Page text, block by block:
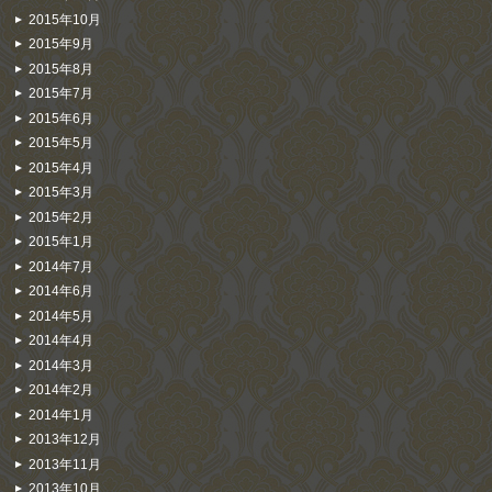
2015年10月
2015年9月
2015年8月
2015年7月
2015年6月
2015年5月
2015年4月
2015年3月
2015年2月
2015年1月
2014年7月
2014年6月
2014年5月
2014年4月
2014年3月
2014年2月
2014年1月
2013年12月
2013年11月
2013年10月